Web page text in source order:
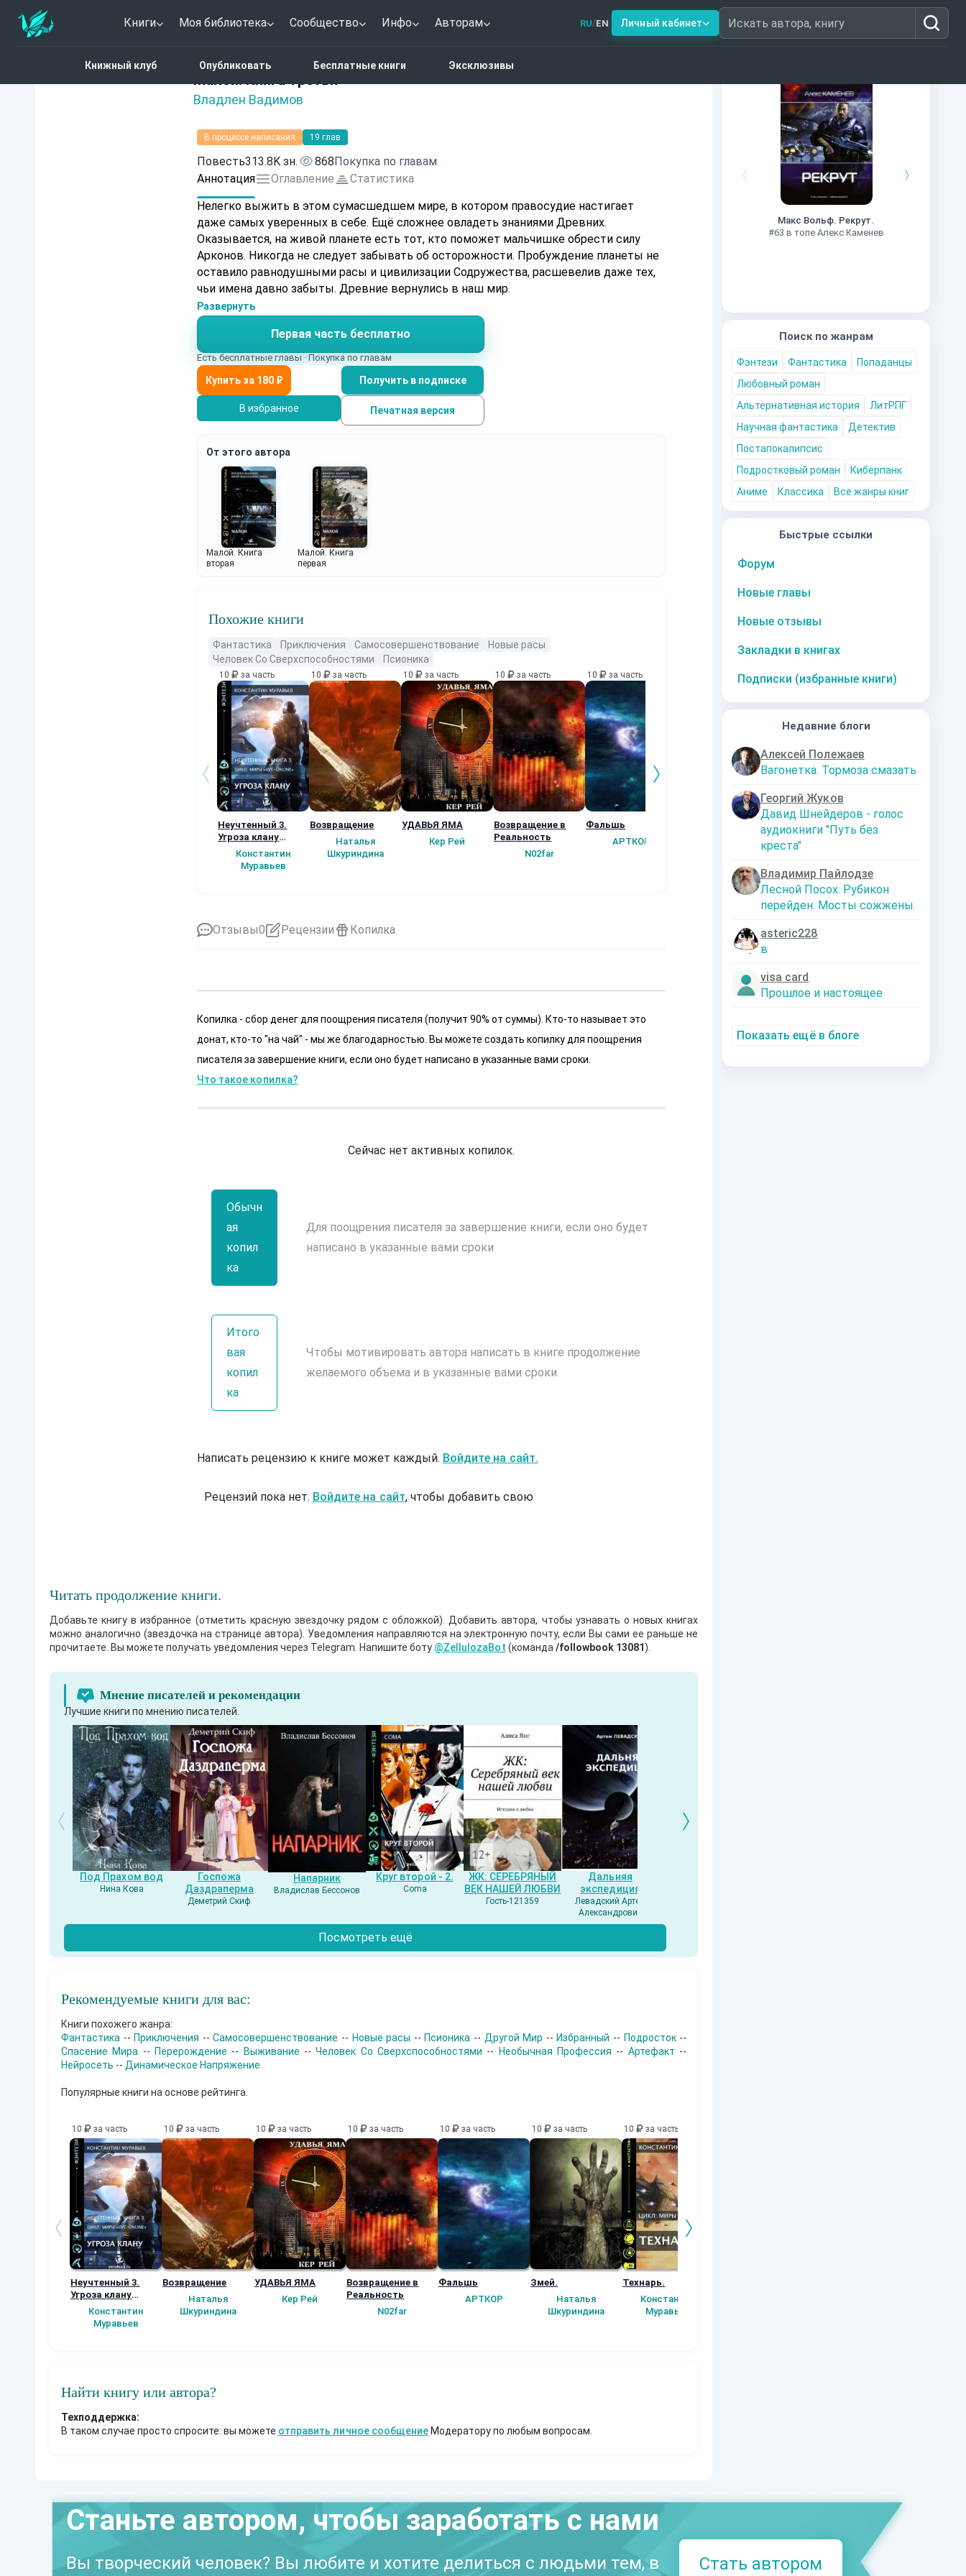
Книги Моя библиотека Сообщество Инфо Авторам RU/EN Личный кабинет Искать автора, книгу
Книжный клуб Опубликовать Бесплатные книги Эксклюзивы
Книги из топ-100
Макс Вольф. Рекрут.
#63 в топе Алекс Каменев
Поиск по жанрам
Фэнтези Фантастика
Попаданцы
Любовный роман
Альтернативная история
ЛитРПГ
Научная фантастика
Детектив
Постапокалипсис
Подростковый роман
Киберпанк
Аниме
Классика Все жанры книг
Быстрые ссылки
Форум
Новые главы
Новые отзывы
Закладки в книгах
Подписки (избранные книги)
Недавние блоги
Алексей Полежаев
Вагонетка. Тормоза смазать
Георгий Жуков
Давид Шнейдеров - голос
аудиокниги "Путь без
креста"
Владимир Пайлодзе
Лесной Посох. Рубикон
перейден. Мосты сожжены.
asteric228
в
visa card
Прошлое и настоящее
Показать ещё в блоге
Малой. Книга третья
Владлен Вадимов
5 (2)
В процессе написания 19 глав
Повесть313.8K зн. 868Покупка по главам
Аннотация
Оглавление
Статистика
Нелегко выжить в этом сумасшедшем мире, в котором правосудие настигает
даже самых уверенных в себе. Ещё сложнее овладеть знаниями Древних.
Оказывается, на живой планете есть тот, кто поможет мальчишке обрести силу
Арконов. Никогда не следует забывать об осторожности. Пробуждение планеты не
оставило равнодушными расы и цивилизации Содружества, расшевелив даже тех,
чьи имена давно забыты. Древние вернулись в наш мир.
Развернуть
Первая часть бесплатно
Есть бесплатные главы · Покупка по главам
Получить в подписке
В избранное Печатная версия
От этого автора
Малой. Книга
вторая
Малой. Книга
первая
Похожие книги
Фантастика Приключения Самосовершенствование
Новые расы
Человек Со Сверхспособностями
Псионика
10 за часть
Неучтенный 3.
Угроза клану
(Альтернативное
продолжение)
Константин
Муравьев
10 за часть
Возвращение
Наталья
Шкуриндина
10 за часть
УДАВЬЯ ЯМА
Кер Рей
10 за часть
Возвращение в
Реальность
N02far
10 за часть
Фальшь
АРТКОР
10 за часть
Технарь.
Константин
10 за часть
Заместитель
императора
Отзывы0 Рецензии Копилка
Копилка - сбор денег для поощрения писателя (получит 90% от суммы). Кто-то называет это
донат, кто-то "на чай" - мы же благодарностью. Вы можете создать копилку для поощрения
писателя за завершение книги, если оно будет написано в указанные вами сроки.
Что такое копилка?
Сейчас нет активных копилок.
Обычн
ая
копил
ка
Для поощрения писателя за завершение книги, если оно будет
написано в указанные вами сроки
Итого
вая
копил
ка
Чтобы мотивировать автора написать в книге продолжение
желаемого объема и в указанные вами сроки
Написать рецензию к книге может каждый. Войдите на сайт.
Рецензий пока нет. Войдите на сайт, чтобы добавить свою
Читать продолжение книги.
Добавьте книгу в избранное (отметить красную звездочку рядом с обложкой). Добавить автора, чтобы узнавать о новых книгах
можно аналогично (звездочка на странице автора). Уведомления направляются на электронную почту, если Вы сами ее раньше не
прочитаете. Вы можете получать уведомления через Telegram. Напишите боту @ZellulozaBot (команда /followbook 13081).
Мнение писателей и рекомендации
Лучшие книги по мнению писателей.
Под Прахом вод
Нина Кова
Госпожа
Даздраперма
Деметрий Скиф
Напарник
Владислав Бессонов
Круг второй - 2.
Coma
ЖК: СЕРЕБРЯНЫЙ
ВЕК НАШЕЙ ЛЮБВИ
Гость-121359
Дальняя
экспедиция
Левадский Артем
Александрович
Посмотреть ещё
Рекомендуемые книги для вас:
Книги похожего жанра:
Фантастика -- Приключения --Самосовершенствование -- Новые расы -- Псионика -- Другой Мир -- Избранный -- Подросток--
Спасение Мира -- Перерождение -- Выживание --Человек Со Сверхспособностями -- Необычная Профессия -- Артефакт --
Нейросеть -- Динамическое Напряжение
Популярные книги на основе рейтинга.
10 за часть
Неучтенный 3.
Угроза клану
(Альтернативное
продолжение)
Константин
Муравьев
10 за часть
Возвращение
Наталья
Шкуриндина
10 за часть
УДАВЬЯ ЯМА
Кер Рей
10 за часть
Возвращение в
Реальность
N02far
10 за часть
Фальшь
АРТКОР
10 за часть
Змей.
Наталья
Шкуриндина
10 за часть
Технарь.
Константин
Муравьев
Найти книгу или автора?
Техподдержка:
В таком случае просто спросите: вы можете отправить личное сообщение Модератору по любым вопросам.
Станьте автором, чтобы заработать с нами
Вы творческий человек? Вы любите и хотите делиться с людьми тем, в Стать автором